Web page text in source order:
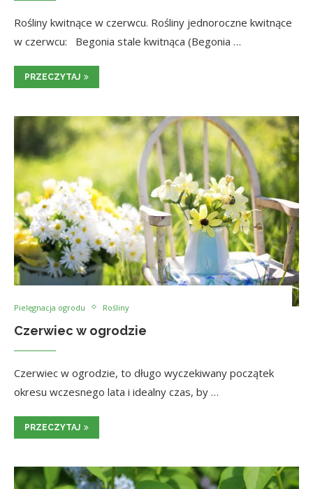
Rośliny kwitnące w czerwcu. Rośliny jednoroczne kwitnące
w czerwcu: Begonia stale kwitnąca (Begonia …
PRZECZYTAJ
Pielęgnacja ogrodu Rośliny
Czerwiec w ogrodzie
Czerwiec w ogrodzie, to długo wyczekiwany początek
okresu wczesnego lata i idealny czas, by …
PRZECZYTAJ